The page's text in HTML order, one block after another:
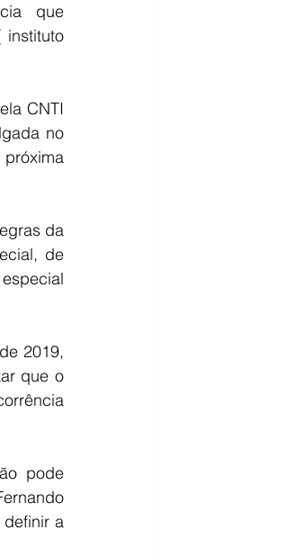
que
instituto
CNTI
no
da
de
2019,
que o
pode
a